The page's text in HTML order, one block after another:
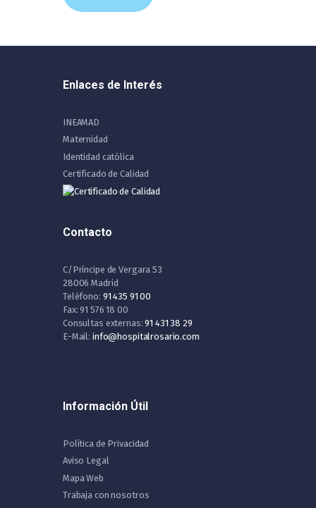
Enlaces de Interés
INEAMAD
Maternidad
Identidad católica
Certificado de Calidad
Contacto
C/Príncipe de Vergara 53
28006 Madrid
Teléfono: 91 435 91 00
Fax: 91 576 18 00
Consultas externas:91 431 38 29
E-Mail: info@hospitalrosario.com
Información Útil
Política de Privacidad
Aviso Legal
Mapa Web
Trabaja con nosotros